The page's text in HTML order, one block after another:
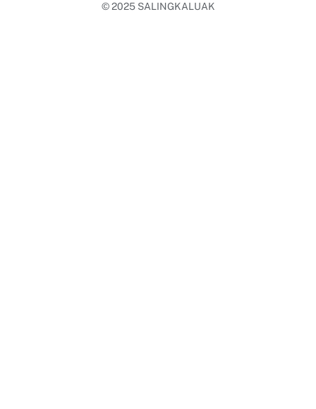
© 2025 SALINGKALUAK